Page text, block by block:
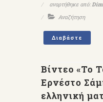
αναρτήθηκε από:
Αναζήτηση
Διαβάστε
Βίντεο «Το
Ερνέστο
ελληνική